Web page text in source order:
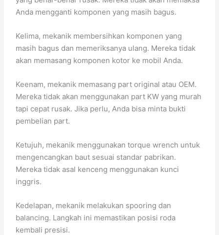
Anda mengganti komponen yang masih bagus.
Kelima, mekanik membersihkan komponen yang
masih bagus dan memeriksanya ulang. Mereka tidak
akan memasang komponen kotor ke mobil Anda.
Keenam, mekanik memasang part original atau OEM.
Mereka tidak akan menggunakan part KW yang murah
tapi cepat rusak. Jika perlu, Anda bisa minta bukti
pembelian part.
Ketujuh, mekanik menggunakan torque wrench untuk
mengencangkan baut sesuai standar pabrikan.
Mereka tidak asal kenceng menggunakan kunci
inggris.
Kedelapan, mekanik melakukan spooring dan
balancing. Langkah ini memastikan posisi roda
kembali presisi.